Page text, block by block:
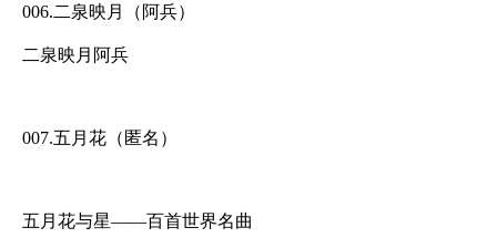
006.二泉映月（阿兵）
二泉映月阿兵
007.五月花（匿名）
五月花与星——百首世界名曲